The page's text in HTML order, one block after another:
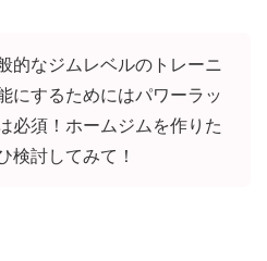
的なジムレベルのトレーニ
にするためにはパワーラッ
必須！ホームジムを作りた
検討してみて！